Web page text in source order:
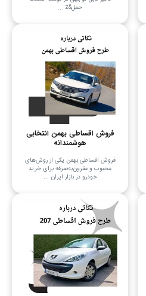
حمل&z ...
فروش اقساطی بهمن انتخابی
هوشمندانه
فروش اقساطی بهمن یکی از روش‌های
محبوب و مقرون‌به‌صرفه برای خرید
خودرو در بازار ایران ...